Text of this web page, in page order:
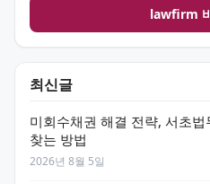
lawfirm
최신글
미회수채권 해결 전략, 서초
찾는 방법
2026년 8월 5일